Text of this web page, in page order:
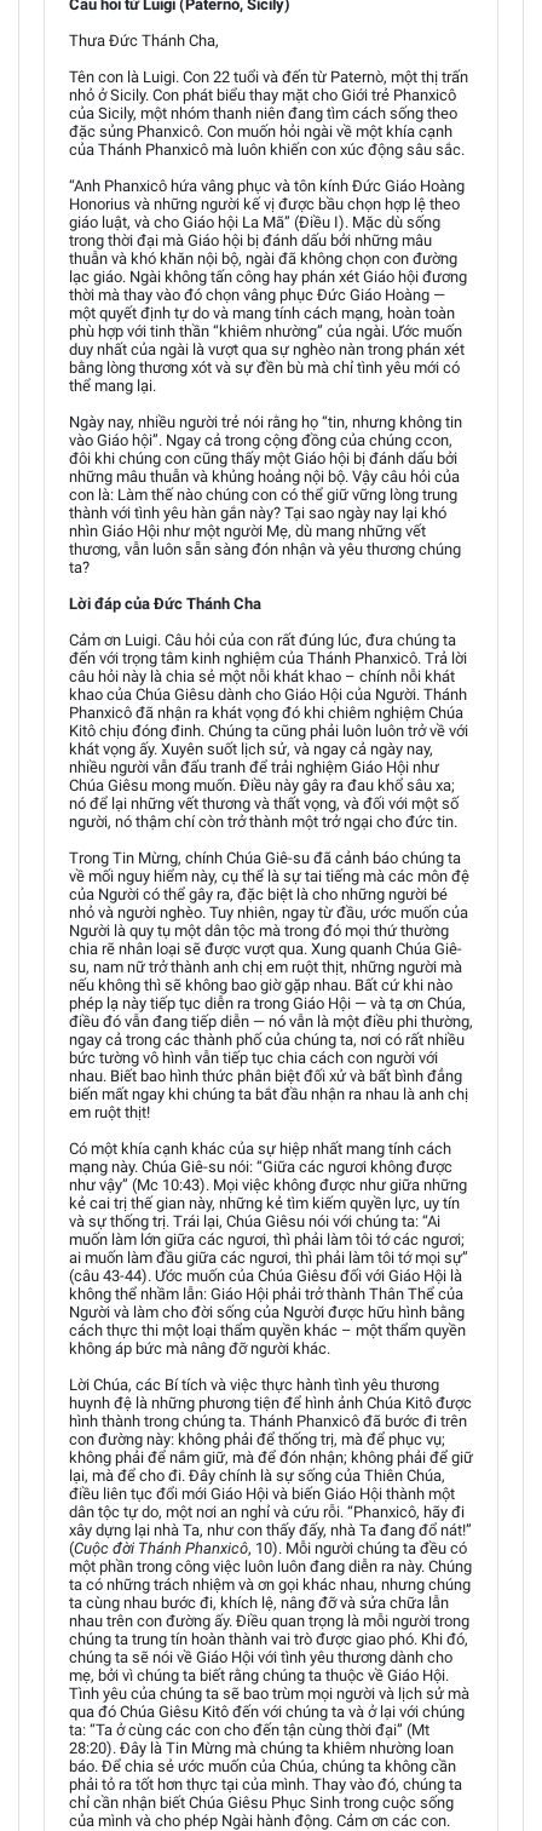
Câu hỏi từ Luigi (Paternò, Sicily)
Thưa Đức Thánh Cha,
Tên con là Luigi. Con 22 tuổi và đến từ Paternò, một thị trấn
nhỏ ở Sicily. Con phát biểu thay mặt cho Giới trẻ Phanxicô
của Sicily, một nhóm thanh niên đang tìm cách sống theo
đặc sủng Phanxicô. Con muốn hỏi ngài về một khía cạnh
của Thánh Phanxicô mà luôn khiến con xúc động sâu sắc.
“Anh Phanxicô hứa vâng phục và tôn kính Đức Giáo Hoàng
Honorius và những người kế vị được bầu chọn hợp lệ theo
giáo luật, và cho Giáo hội La Mã” (Điều I). Mặc dù sống
trong thời đại mà Giáo hội bị đánh dấu bởi những mâu
thuẫn và khó khăn nội bộ, ngài đã không chọn con đường
lạc giáo. Ngài không tấn công hay phán xét Giáo hội đương
thời mà thay vào đó chọn vâng phục Đức Giáo Hoàng —
một quyết định tự do và mang tính cách mạng, hoàn toàn
phù hợp với tinh thần “khiêm nhường” của ngài. Ước muốn
duy nhất của ngài là vượt qua sự nghèo nàn trong phán xét
bằng lòng thương xót và sự đền bù mà chỉ tình yêu mới có
thể mang lại.
Ngày nay, nhiều người trẻ nói rằng họ “tin, nhưng không tin
vào Giáo hội”. Ngay cả trong cộng đồng của chúng ccon,
đôi khi chúng con cũng thấy một Giáo hội bị đánh dấu bởi
những mâu thuẫn và khủng hoảng nội bộ. Vậy câu hỏi của
con là: Làm thế nào chúng con có thể giữ vững lòng trung
thành với tình yêu hàn gắn này? Tại sao ngày nay lại khó
nhìn Giáo Hội như một người Mẹ, dù mang những vết
thương, vẫn luôn sẵn sàng đón nhận và yêu thương chúng
ta?
Lời đáp của Đức Thánh Cha
Cảm ơn Luigi. Câu hỏi của con rất đúng lúc, đưa chúng ta
đến với trọng tâm kinh nghiệm của Thánh Phanxicô. Trả lời
câu hỏi này là chia sẻ một nỗi khát khao – chính nỗi khát
khao của Chúa Giêsu dành cho Giáo Hội của Người. Thánh
Phanxicô đã nhận ra khát vọng đó khi chiêm nghiệm Chúa
Kitô chịu đóng đinh. Chúng ta cũng phải luôn luôn trở về với
khát vọng ấy. Xuyên suốt lịch sử, và ngay cả ngày nay,
nhiều người vẫn đấu tranh để trải nghiệm Giáo Hội như
Chúa Giêsu mong muốn. Điều này gây ra đau khổ sâu xa;
nó để lại những vết thương và thất vọng, và đối với một số
người, nó thậm chí còn trở thành một trở ngại cho đức tin.
Trong Tin Mừng, chính Chúa Giê-su đã cảnh báo chúng ta
về mối nguy hiểm này, cụ thể là sự tai tiếng mà các môn đệ
của Người có thể gây ra, đặc biệt là cho những người bé
nhỏ và người nghèo. Tuy nhiên, ngay từ đầu, ước muốn của
Người là quy tụ một dân tộc mà trong đó mọi thứ thường
chia rẽ nhân loại sẽ được vượt qua. Xung quanh Chúa Giê-
su, nam nữ trở thành anh chị em ruột thịt, những người mà
nếu không thì sẽ không bao giờ gặp nhau. Bất cứ khi nào
phép lạ này tiếp tục diễn ra trong Giáo Hội — và tạ ơn Chúa,
điều đó vẫn đang tiếp diễn — nó vẫn là một điều phi thường,
ngay cả trong các thành phố của chúng ta, nơi có rất nhiều
bức tường vô hình vẫn tiếp tục chia cách con người với
nhau. Biết bao hình thức phân biệt đối xử và bất bình đẳng
biến mất ngay khi chúng ta bắt đầu nhận ra nhau là anh chị
em ruột thịt!
Có một khía cạnh khác của sự hiệp nhất mang tính cách
mạng này. Chúa Giê-su nói: “Giữa các ngươi không được
như vậy” (Mc 10:43). Mọi việc không được như giữa những
kẻ cai trị thế gian này, những kẻ tìm kiếm quyền lực, uy tín
và sự thống trị. Trái lại, Chúa Giêsu nói với chúng ta: “Ai
muốn làm lớn giữa các ngươi, thì phải làm tôi tớ các ngươi;
ai muốn làm đầu giữa các ngươi, thì phải làm tôi tớ mọi sự”
(câu 43-44). Ước muốn của Chúa Giêsu đối với Giáo Hội là
không thể nhầm lẫn: Giáo Hội phải trở thành Thân Thể của
Người và làm cho đời sống của Người được hữu hình bằng
cách thực thi một loại thẩm quyền khác – một thẩm quyền
không áp bức mà nâng đỡ người khác.
Lời Chúa, các Bí tích và việc thực hành tình yêu thương
huynh đệ là những phương tiện để hình ảnh Chúa Kitô được
hình thành trong chúng ta. Thánh Phanxicô đã bước đi trên
con đường này: không phải để thống trị, mà để phục vụ;
không phải để nắm giữ, mà để đón nhận; không phải để giữ
lại, mà để cho đi. Đây chính là sự sống của Thiên Chúa,
điều liên tục đổi mới Giáo Hội và biến Giáo Hội thành một
dân tộc tự do, một nơi an nghỉ và cứu rỗi. “Phanxicô, hãy đi
xây dựng lại nhà Ta, như con thấy đấy, nhà Ta đang đổ nát!”
(Cuộc đời Thánh Phanxicô, 10). Mỗi người chúng ta đều có
một phần trong công việc luôn luôn đang diễn ra này. Chúng
ta có những trách nhiệm và ơn gọi khác nhau, nhưng chúng
ta cùng nhau bước đi, khích lệ, nâng đỡ và sửa chữa lẫn
nhau trên con đường ấy. Điều quan trọng là mỗi người trong
chúng ta trung tín hoàn thành vai trò được giao phó. Khi đó,
chúng ta sẽ nói về Giáo Hội với tình yêu thương dành cho
mẹ, bởi vì chúng ta biết rằng chúng ta thuộc về Giáo Hội.
Tình yêu của chúng ta sẽ bao trùm mọi người và lịch sử mà
qua đó Chúa Giêsu Kitô đến với chúng ta và ở lại với chúng
ta: “Ta ở cùng các con cho đến tận cùng thời đại” (Mt
28:20). Đây là Tin Mừng mà chúng ta khiêm nhường loan
báo. Để chia sẻ ước muốn của Chúa, chúng ta không cần
phải tỏ ra tốt hơn thực tại của mình. Thay vào đó, chúng ta
chỉ cần nhận biết Chúa Giêsu Phục Sinh trong cuộc sống
của mình và cho phép Ngài hành động. Cảm ơn các con.